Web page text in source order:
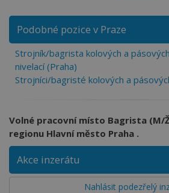
Podobné pozice v Praze
Strojník/bagrista kolových a
nivelací (Praha)
Strojníci/bagristé kolových a
Volné pracovní místo Bagrista (M/
regionu Hlavní město Praha .
Akce inzerátu
Nahlásit podezřelý